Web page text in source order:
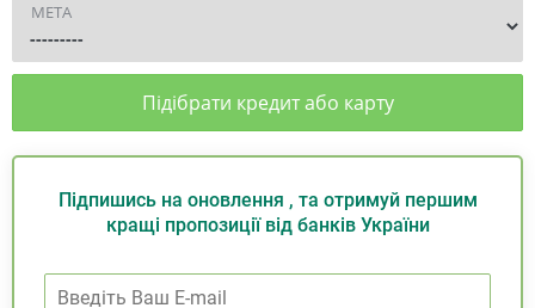
МЕТА
Підібрати кредит або карту
Підпишись на оновлення , та отримуй першим
кращі пропозиції від банків України